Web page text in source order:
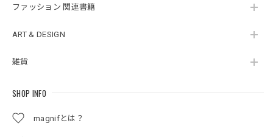
ファッション 関連書籍
ART & DESIGN
雑貨
SHOP INFO
magnifとは？